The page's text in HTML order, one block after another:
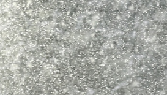
Mondiali calcio 2026